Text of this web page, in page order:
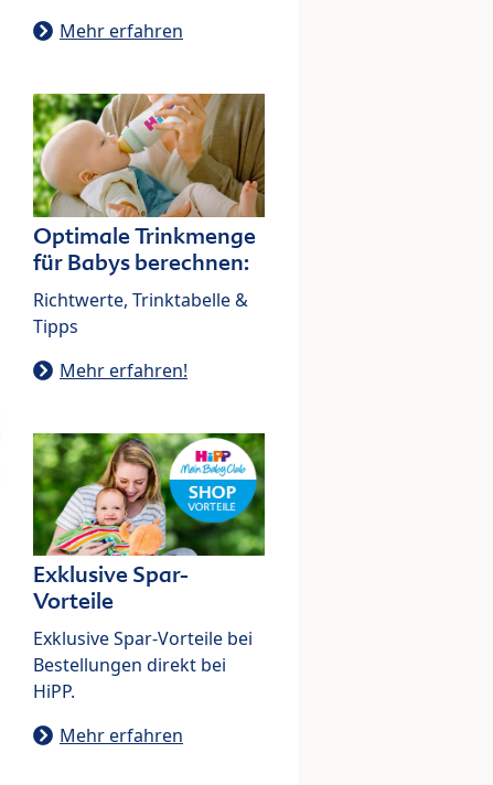
Mehr erfahren
Optimale Trinkmenge
für Babys berechnen:
Richtwerte, Trinktabelle &
Tipps
Mehr erfahren!
Exklusive Spar-
Vorteile
Exklusive Spar-Vorteile bei
Bestellungen direkt bei
HiPP.
Mehr erfahren